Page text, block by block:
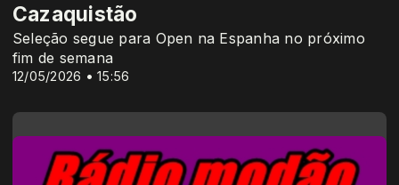
12/05/2026 • 15:56
Cazaquistão
Seleção segue para Open na Espanha no próximo
fim de semana